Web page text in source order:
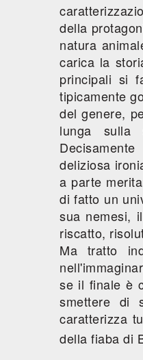
della
natura
carica la
principali si
tipicamente
del genere,
lunga sulla
deliziosa
a parte
di fatto un
sua nemesi,
riscatto,
Ma tratto
se il finale è
smettere di
caratterizza
della fiaba di